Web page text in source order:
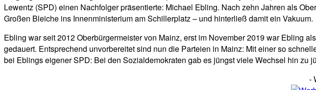
Lewentz (SPD) einen Nachfolger präsentierte: Michael Ebling. Nach zehn Jahren als
Großen Bleiche ins Innenministerium am Schillerplatz – und hinterließ damit ein Vakuum.
Ebling war seit 2012 Oberbürgermeister von Mainz, erst im November 2019 war Ebling
gedauert. Entsprechend unvorbereitet sind nun die Parteien in Mainz: Mit einer so
bei Eblings eigener SPD: Bei den Sozialdemokraten gab es jüngst viele Wechsel hin zu
-